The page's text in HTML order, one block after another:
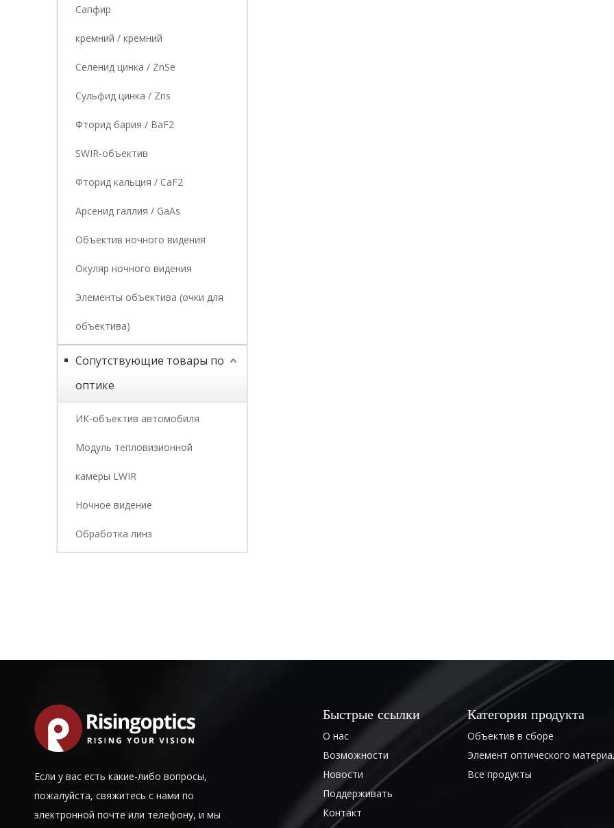
Сапфир
кремний / кремний
Селенид цинка / ZnSe
Сульфид цинка / Zns
Фторид бария / BaF2
SWIR-объектив
Фторид кальция / CaF2
Арсенид галлия / GaAs
Объектив ночного видения
Окуляр ночного видения
Элементы объектива (очки для
объектива)
Сопутствующие товары по
оптике
ИК-объектив автомобиля
Модуль тепловизионной
камеры LWIR
Ночное видение
Обработка линз
Если у вас есть какие-либо вопросы,
пожалуйста, свяжитесь с нами по
электронной почте или телефону, и мы
Быстрые ссылки
О нас
Возможности
Новости
Поддерживать
Контакт
Категория продукта
Объектив в сборе
Элемент оптического
Все продукты